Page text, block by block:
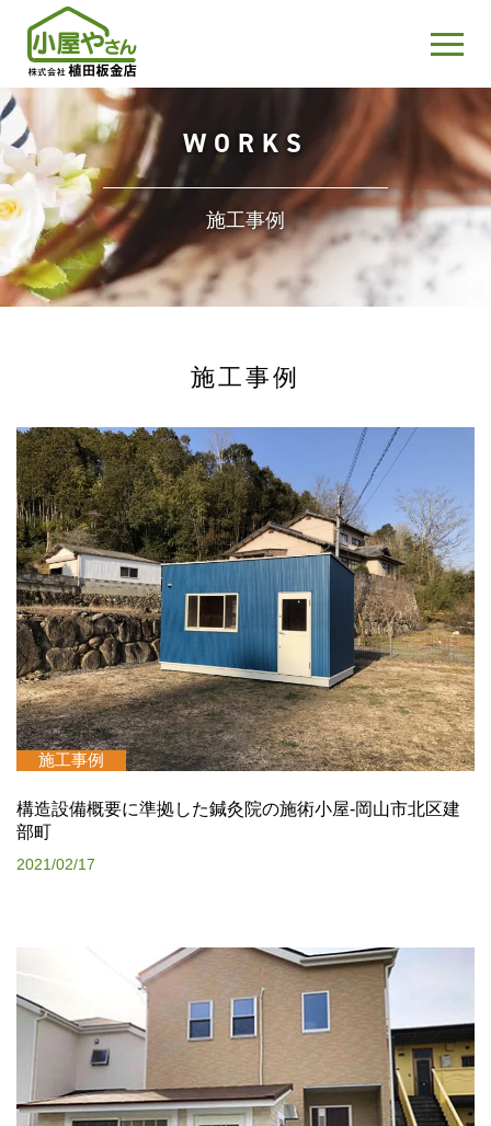
WORKS
施工事例
施工事例
施工事例
構造設備概要に準拠した鍼灸院の施術小屋-岡山市北区建
部町
2021/02/17